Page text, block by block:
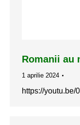
Romanii au
1 aprilie 2024
https://youtu.be/